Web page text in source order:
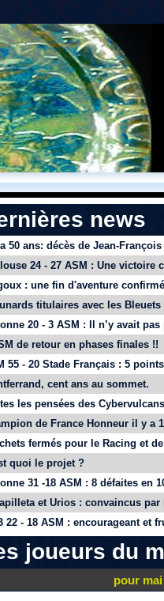
news
a 50 ans: décès de Jean-
24 - 27 ASM : Une victoire
: une fin d'aventure
titulaires avec les Bleuets
20 - 3 ASM : Il n’y avait
de retour en phases finales !!
55 - 20 Stade Français : 5
cent ans au sommet.
les pensées des
de France Honneur il y a
fermés pour le Racing et
quoi le projet ?
31 -18 ASM : 8 défaites en
et Urios : convaincus par
22 - 18 ASM : encourageant et
joueurs du
pour mai